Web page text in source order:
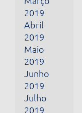
Julho
2019
Agosto
2019
Setembro
2019
Outubro
2019
Novembro